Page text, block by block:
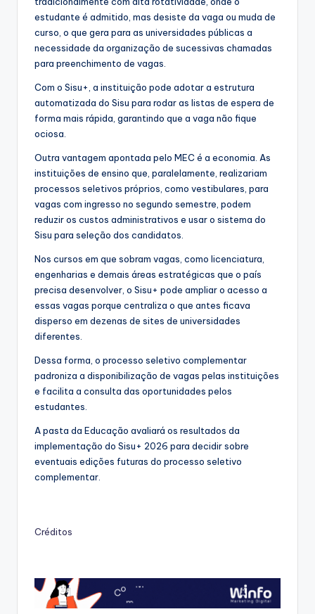
estudante é admitido, mas desiste da vaga ou muda de
curso, o que gera para as universidades públicas a
necessidade da organização de sucessivas chamadas
para preenchimento de vagas.
Com o Sisu+, a instituição pode adotar a estrutura
automatizada do Sisu para rodar as listas de espera de
forma mais rápida, garantindo que a vaga não fique
ociosa.
Outra vantagem apontada pelo MEC é a economia. As
instituições de ensino que, paralelamente, realizariam
processos seletivos próprios, como vestibulares, para
vagas com ingresso no segundo semestre, podem
reduzir os custos administrativos e usar o sistema do
Sisu para seleção dos candidatos.
Nos cursos em que sobram vagas, como licenciatura,
engenharias e demais áreas estratégicas que o país
precisa desenvolver, o Sisu+ pode ampliar o acesso a
essas vagas porque centraliza o que antes ficava
disperso em dezenas de sites de universidades
diferentes.
Dessa forma, o processo seletivo complementar
padroniza a disponibilização de vagas pelas instituições
e facilita a consulta das oportunidades pelos
estudantes.
A pasta da Educação avaliará os resultados da
implementação do Sisu+ 2026 para decidir sobre
eventuais edições futuras do processo seletivo
complementar.
Créditos